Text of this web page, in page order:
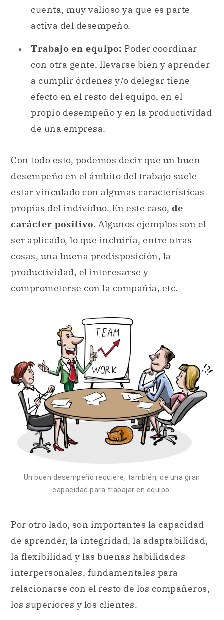
cuenta, muy valioso ya que es parte
activa del desempeño.
Trabajo en equipo: Poder coordinar
con otra gente, llevarse bien y aprender
a cumplir órdenes y/o delegar tiene
efecto en el resto del equipo, en el
propio desempeño y en la productividad
de una empresa.
Con todo esto, podemos decir que un buen
desempeño en el ámbito del trabajo suele
estar vinculado con algunas características
propias del individuo. En este caso, de
carácter positivo. Algunos ejemplos son el
ser aplicado, lo que incluiría, entre otras
cosas, una buena predisposición, la
productividad, el interesarse y
comprometerse con la compañía, etc.
Un buen desempeño requiere, también, de una gran
capacidad para trabajar en equipo.
Por otro lado, son importantes la capacidad
de aprender, la integridad, la adaptabilidad,
la flexibilidad y las buenas habilidades
interpersonales, fundamentales para
relacionarse con el resto de los compañeros,
los superiores y los clientes.